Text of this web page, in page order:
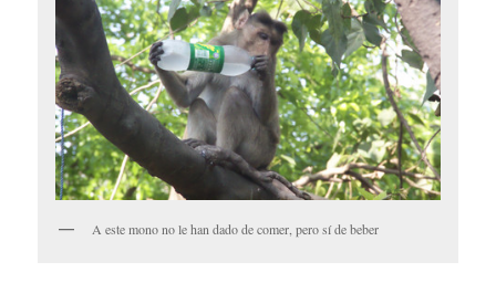
A este mono no le han dado de comer, pero sí de beber